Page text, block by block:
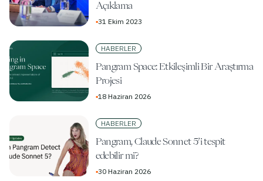
Açıklama
▪31 Ekim 2023
HABERLER
Pangram Space: Etkileşimli Bir Araştırma
Projesi
▪18 Haziran 2026
HABERLER
Pangram, Claude Sonnet 5’i tespit
edebilir mi?
▪30 Haziran 2026